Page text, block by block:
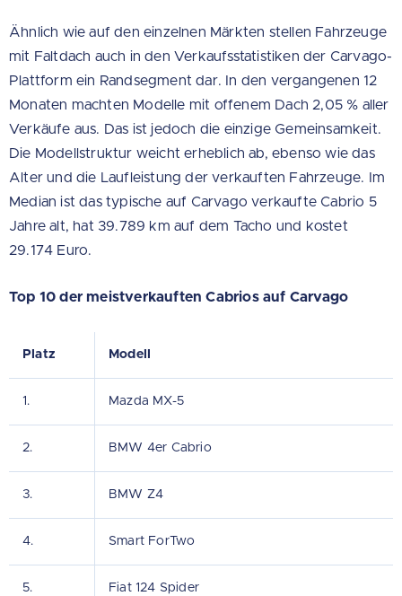
Ähnlich wie auf den einzelnen Märkten stellen Fahrzeuge
mit Faltdach auch in den Verkaufsstatistiken der Carvago-
Plattform ein Randsegment dar. In den vergangenen 12
Monaten machten Modelle mit offenem Dach 2,05 % aller
Verkäufe aus. Das ist jedoch die einzige Gemeinsamkeit.
Die Modellstruktur weicht erheblich ab, ebenso wie das
Alter und die Laufleistung der verkauften Fahrzeuge. Im
Median ist das typische auf Carvago verkaufte Cabrio 5
Jahre alt, hat 39.789 km auf dem Tacho und kostet
29.174 Euro.
Top 10 der meistverkauften Cabrios auf Carvago
Platz Modell
1. Mazda MX-5
2. BMW 4er Cabrio
3. BMW Z4
4. Smart ForTwo
5. Fiat 124 Spider